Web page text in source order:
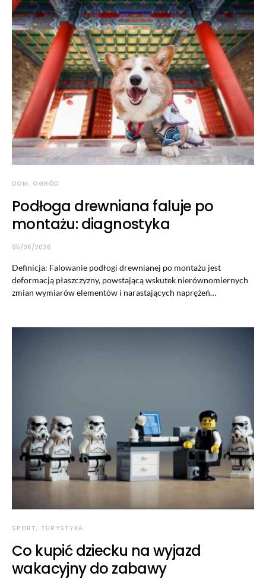
DOM, OGRÓD
Podłoga drewniana faluje po
montażu: diagnostyka
05/06/2026
Definicja: Falowanie podłogi drewnianej po montażu jest
deformacją płaszczyzny, powstającą wskutek nierównomiernych
zmian wymiarów elementów i narastających naprężeń…
SPORT, TURYSTYKA
Co kupić dziecku na wyjazd
wakacyjny do zabawy